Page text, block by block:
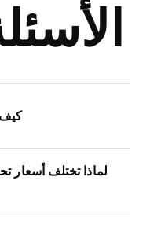
كيف
لماذا تختلف أسعار